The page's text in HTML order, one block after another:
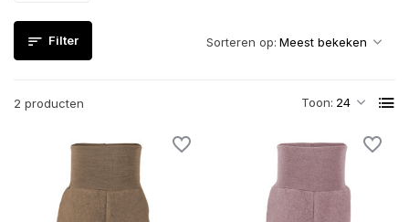
Filter
2 producten Toon:
Sorteren op: